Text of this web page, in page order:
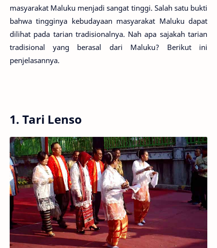
masyarakat Maluku menjadi sangat tinggi. Salah satu bukti
bahwa tingginya kebudayaan masyarakat Maluku dapat
dilihat pada tarian tradisionalnya. Nah apa sajakah tarian
tradisional yang berasal dari Maluku? Berikut ini
penjelasannya.
1. Tari Lenso